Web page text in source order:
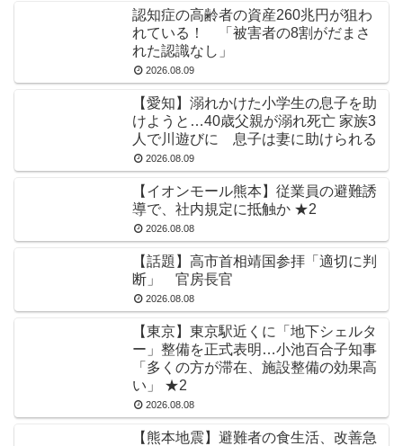
認知症の高齢者の資産260兆円が狙わ
れている！ 「被害者の8割がだまさ
れた認識なし」
2026.08.09
【愛知】溺れかけた小学生の息子を助
けようと…40歳父親が溺れ死亡 家族3
人で川遊びに 息子は妻に助けられる
2026.08.09
【イオンモール熊本】従業員の避難誘
導で、社内規定に抵触か ★2
2026.08.08
【話題】高市首相靖国参拝「適切に判
断」 官房長官
2026.08.08
【東京】東京駅近くに「地下シェルタ
ー」整備を正式表明…小池百合子知事
「多くの方が滞在、施設整備の効果高
い」 ★2
2026.08.08
【熊本地震】避難者の食生活、改善急